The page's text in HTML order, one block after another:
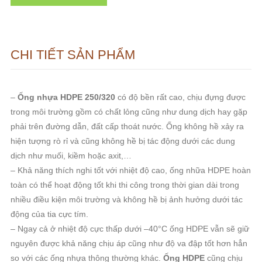
CHI TIẾT SẢN PHẨM
– Ống nhựa HDPE 250/320có độ bền rất cao, chịu đựng được
trong môi trường gồm có chất lỏng cũng như dung dịch hay gặp
phải trên đường dẫn, đất cấp thoát nước. Ống không hề xảy ra
hiện tượng rò rỉ và cũng không hề bị tác động dưới các dung
dịch như muối, kiềm hoặc axit,…
– Khả năng thích nghi tốt với nhiệt độ cao, ống nhữa HDPE hoàn
toàn có thể hoạt động tốt khi thi công trong thời gian dài trong
nhiều điều kiện môi trường và không hề bị ảnh hưởng dưới tác
động của tia cực tím.
– Ngay cả ở nhiệt độ cực thấp dưới –40°C ống HDPE vẫn sẽ giữ
nguyên được khả năng chịu áp cũng như độ va đập tốt hơn hẳn
so với các ống nhựa thông thường khác. Ống HDPEcũng chịu